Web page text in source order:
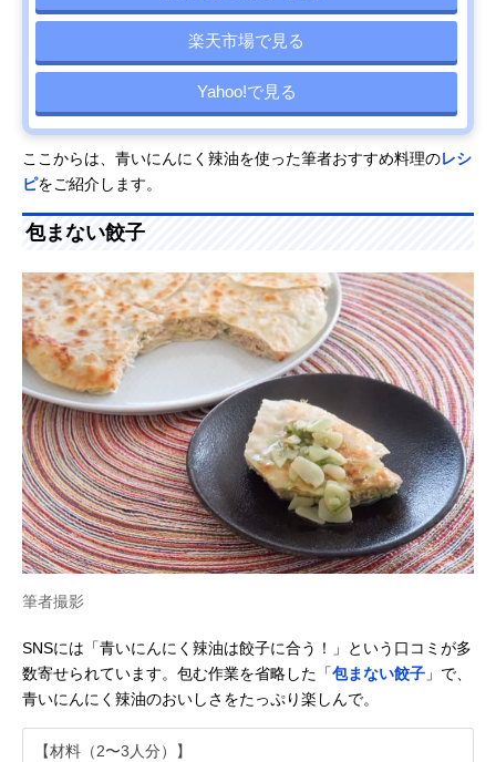
楽天市場で見る
Yahoo!で見る
ここからは、青いにんにく辣油を使った筆者おすすめ料理のレシ
ピをご紹介します。
包まない餃子
筆者撮影
SNSには「青いにんにく辣油は餃子に合う！」という口コミが多
数寄せられています。包む作業を省略した「包まない餃子 」で、
青いにんにく辣油のおいしさをたっぷり楽しんで。
【材料（2〜3人分）】